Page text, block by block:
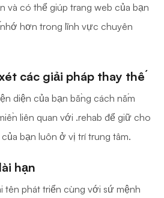
và có thể giúp trang web của bạn
hơn trong lĩnh vực chuyên
các giải pháp thay thế
diện của bạn bằng cách nắm
liên quan với .rehab để giữ cho
bạn luôn ở vị trí trung tâm.
hạn
tên phát triển cùng với sứ mệnh